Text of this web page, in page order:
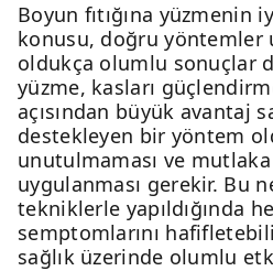
Boyun fıtığına yüzmenin
konusu, doğru yöntemler
oldukça olumlu sonuçlar
yüzme, kasları
açısından büyük avantaj
destekleyen bir yöntem
unutulmaması ve
uygulanması gerekir. Bu
tekniklerle yapıldığında
semptomlarını
sağlık üzerinde olumlu